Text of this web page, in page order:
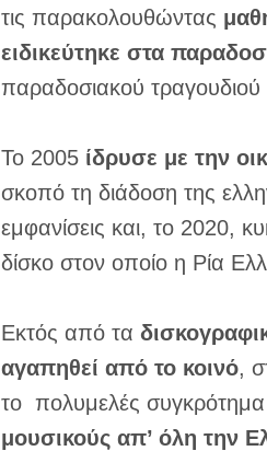
τις παρακολουθώντας
ειδικεύτηκε στα
παραδοσιακού
Το 2005 ίδρυσε με την
σκοπό τη διάδοση της
εμφανίσεις και, το 2020,
δίσκο στον οποίο η Ρία
Εκτός από τα
αγαπηθεί από το κοινό,
το πολυμελές
μουσικούς απ’ όλη την